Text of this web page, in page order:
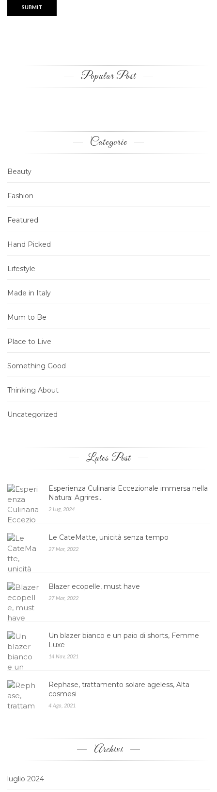
Popular Post
Categorie
Beauty
Fashion
Featured
Hand Picked
Lifestyle
Made in Italy
Mum to Be
Place to Live
Something Good
Thinking About
Uncategorized
Lates Post
Esperienza Culinaria Eccezionale immersa nella
Natura: Agrires…
2 Lug, 2024
Le CateMatte, unicità senza tempo
27 Mar, 2022
Blazer ecopelle, must have
27 Mar, 2022
Un blazer bianco e un paio di shorts, Femme
Luxe
14 Nov, 2021
Rephase, trattamento solare ageless, Alta
cosmesi
4 Ago, 2021
Archivi
luglio 2024